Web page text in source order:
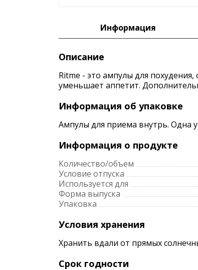
Информация
Описание
Ritme - это ампулы для
уменьшает аппетит.
Информация об упаковке
Ампулы для приема внутрь. Одна
Информация о продукте
Количество/объем
Условие отпуска
Используется для
Форма выпуска
Упаковка
Условия хранения
Хранить вдали от прямых
Срок годности